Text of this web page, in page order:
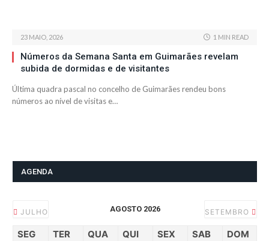
23 MAIO, 2026 1 MIN READ
Números da Semana Santa em Guimarães revelam
subida de dormidas e de visitantes
Última quadra pascal no concelho de Guimarães rendeu bons
números ao nível de visitas e…
AGENDA
JULHO AGOSTO 2026 SETEMBRO
SEG TER QUA QUI SEX SAB DOM